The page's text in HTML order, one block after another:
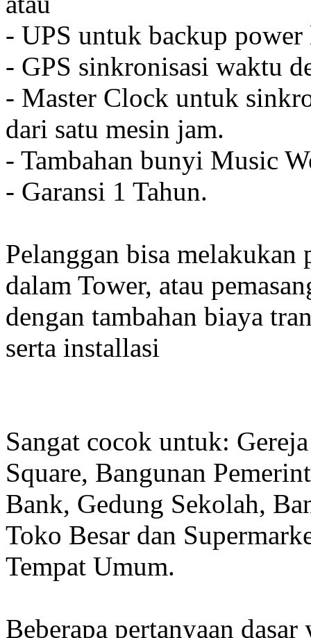
- UPS untuk backup
- GPS sinkronisasi waktu
- Master Clock untuk
dari satu mesin jam.
- Tambahan bunyi Music
- Garansi 1 Tahun.
Pelanggan bisa melakukan
dalam Tower, atau
dengan tambahan biaya
serta installasi
Sangat cocok untuk:
Square, Bangunan
Bank, Gedung Sekolah,
Toko Besar dan
Tempat Umum.
Beberapa pertanyaan